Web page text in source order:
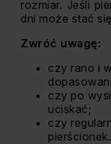
rozmiar. Jeśli
dni może stać
Zwróć uwagę:
czy rano i
czy po
uciskać;
czy
pierścionek.